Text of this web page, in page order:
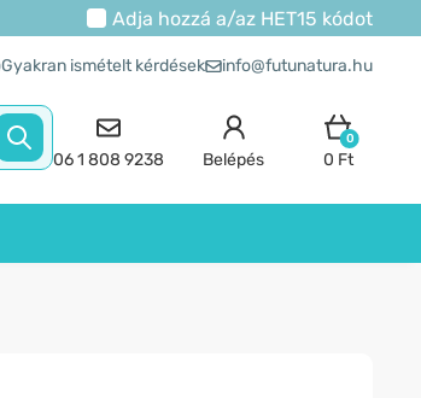
Adja hozzá a/az HET15 kódot
Gyakran ismételt kérdések info@futunatura.hu
06 1 808 9238 Belépés
0
0 Ft